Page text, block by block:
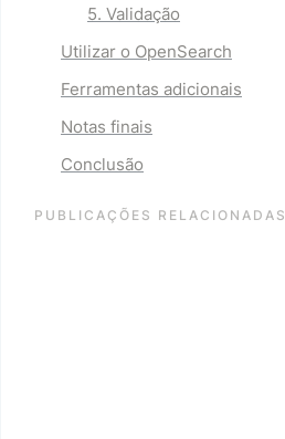
5. Validação
Utilizar o OpenSearch
Ferramentas adicionais
Notas finais
Conclusão
PUBLICAÇÕES RELACIONADAS